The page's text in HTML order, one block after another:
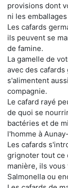
provisions dont
ni les
Les cafards
ils peuvent se
de famine.
La gamelle de
avec des
s'alimentent
compagnie.
Le cafard rayé
de quoi se
bactéries et de
l'homme à
Les cafards
grignoter tout ce
manière, ils
Salmonella ou